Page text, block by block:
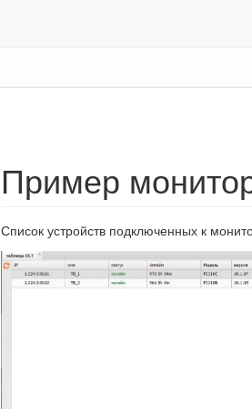
Пример
Список устройств подключенных к